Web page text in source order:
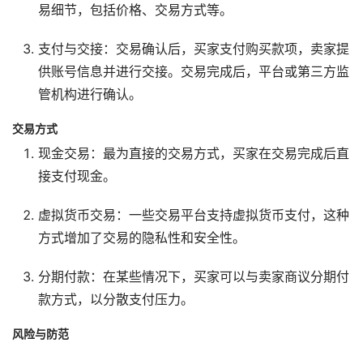
易细节，包括价格、交易方式等。
支付与交接：交易确认后，买家支付购买款项，卖家提
供账号信息并进行交接。交易完成后，平台或第三方监
管机构进行确认。
交易方式
现金交易：最为直接的交易方式，买家在交易完成后直
接支付现金。
虚拟货币交易：一些交易平台支持虚拟货币支付，这种
方式增加了交易的隐私性和安全性。
分期付款：在某些情况下，买家可以与卖家商议分期付
款方式，以分散支付压力。
风险与防范